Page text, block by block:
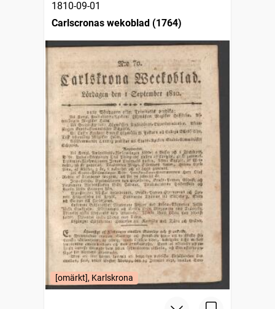
1810-09-01
Carlscronas wekoblad (1764)
[omärkt], Karlskrona